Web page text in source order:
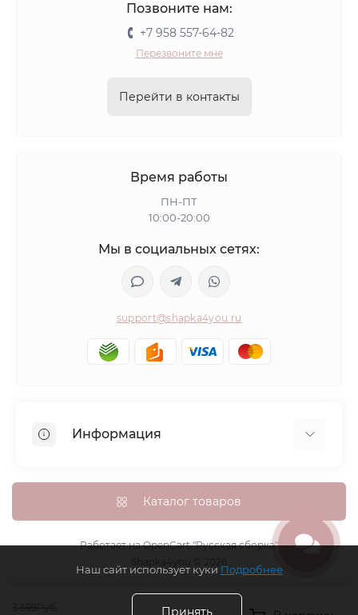
Позвоните нам:
+7 958 557-64-82
Перезвоните мне
Перейти в контакты
Время работы
ПН-ПТ
10:00-20:00
Мы в социальных сетях:
support@shapka4you.ru
Информация
Доставка, оплата и бонусные баллы
Гарантия возврата
Политика конфиденциальности
Контакты
Каталог товаров
Работает наOpenCart "Русская сборка"
Наш сайт использует куки Подробнее
Принять